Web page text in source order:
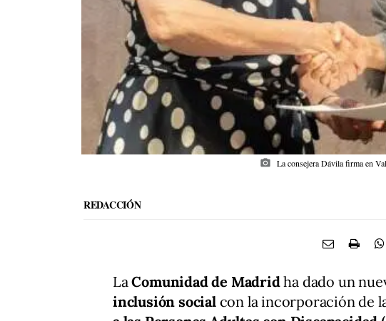
photo_camera La consejera Dávila firma en
REDACCIÓN
LaComunidad de Madridha dado un
inclusión social con la incorporación de